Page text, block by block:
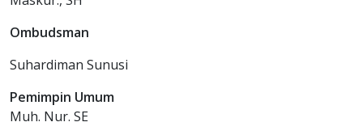
Ombudsman
Suhardiman Sunusi
Pemimpin Umum
Muh. Nur. SE